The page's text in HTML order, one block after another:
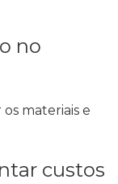
no
materiais e
custos